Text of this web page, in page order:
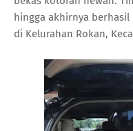
hingga akhirnya
di Kelurahan Rokan,